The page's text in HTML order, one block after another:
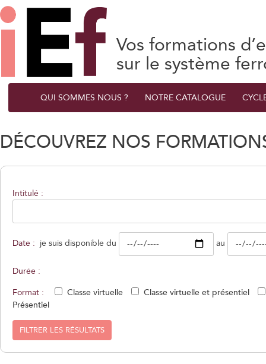
Vos formations
sur le système
QUI SOMMES NOUS ? NOTRE CATALOGUE
DÉCOUVREZ NOS
Intitulé :
Date : je suis disponible du au
Durée :
Format :
Classe virtuelle
Classe virtuelle et présentiel
Présentiel
FILTRER LES RÉSULTATS